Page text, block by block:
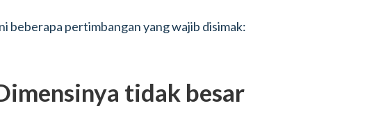
beberapa pertimbangan yang wajib disimak:
tidak besar